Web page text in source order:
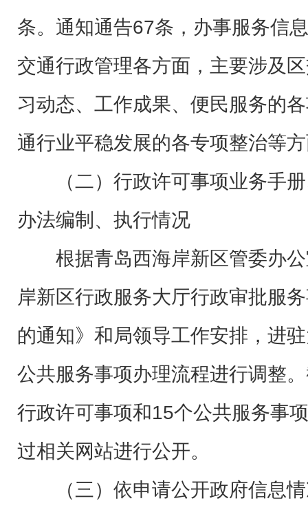
条。通知通告67条，办事服务信
交通行政管理各方面，主要涉及
习动态、工作成果、便民服务的
通行业平稳发展的各专项整治等
（二）行政许可事项业务手册
办法编制、执行情况
根据青岛西海岸新区管委办公
岸新区行政服务大厅行政审批服
的通知》和局领导工作安排，进
公共服务事项办理流程进行调整
行政许可事项和15个公共服务事
过相关网站进行公开。
（三）依申请公开政府信息